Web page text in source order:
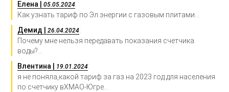
Елена |05.05.2024:
Как узнать тариф по Эл.энергии с газовым плитами...
Демид |26.04.2024:
Почему мне нельзя передавать показания счетчика
воды?...
Влентина |
19.01.2024:
я не поняла,какой тариф за газ на 2023 год для населения
по счетчику вХМАО-Югре...